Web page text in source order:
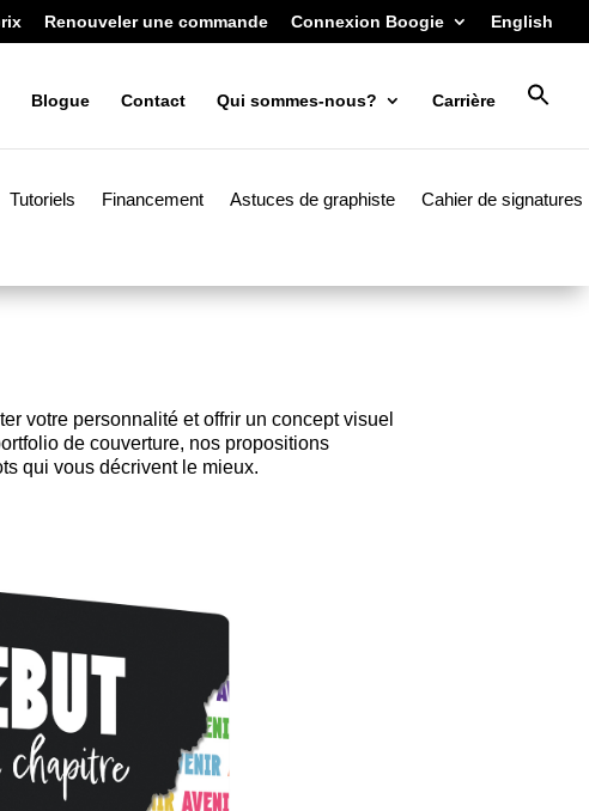
Renouveler une commande Connexion Boogie English
Blogue Contact Qui sommes-nous? Carrière
Tutoriels Financement Astuces de graphiste
Cahier de signatures
votre personnalité et offrir un concept visuel
de couverture, nos propositions
qui vous décrivent le mieux.